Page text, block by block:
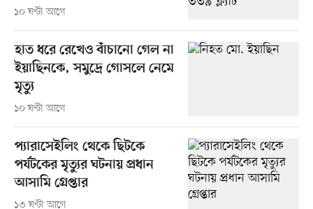
১০ ঘণ্টা আগে
হাত ধরে রেখেও বাঁচানো গেল না
ইয়াছিনকে, সমুদ্রে গোসলে নেমে
মৃত্যু
১০ ঘণ্টা আগে
প্যারাসেইলিং থেকে ছিটকে
পর্যটকের মৃত্যুর ঘটনায় প্রধান
আসামি গ্রেপ্তার
১৩ ঘণ্টা আগে